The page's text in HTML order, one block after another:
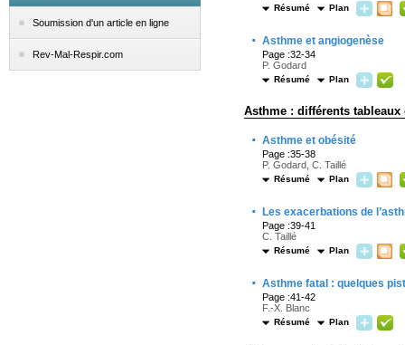
Soumission d'un article en ligne
Rev-Mal-Respir.com
Résumé Plan
· Asthme et angiogenèse
Page :32-34
P. Godard
Résumé Plan
Asthme : différents
· Asthme et obésité
Page :35-38
P. Godard, C. Taillé
Résumé Plan
· Les exacerbations de
Page :39-41
C. Taillé
Résumé Plan
· Asthme fatal : quelques
Page :41-42
F.-X. Blanc
Résumé Plan